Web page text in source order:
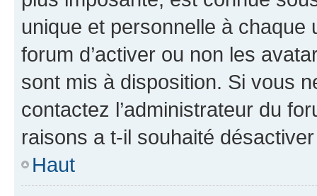
unique et personnelle à chaque
forum d’activer ou non les
sont mis à disposition. Si vous
contactez l’administrateur du
raisons a t-il souhaité
Haut